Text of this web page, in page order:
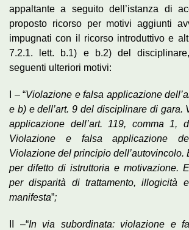
appaltante a seguito dell’istanza di
proposto ricorso per motivi aggiunti
impugnati con il ricorso introduttivo e
7.2.1. lett. b.1) e b.2) del
seguenti ulteriori motivi:
I – “Violazione e falsa applicazione
e b) e dell’art. 9 del disciplinare di gara.
applicazione dell’art. 119, comma 1,
Violazione e falsa applicazione
Violazione del principio dell’autovincolo.
per difetto di istruttoria e motivazione.
per disparità di trattamento, illogicità e
manifesta”;
II –“In via subordinata: violazione e